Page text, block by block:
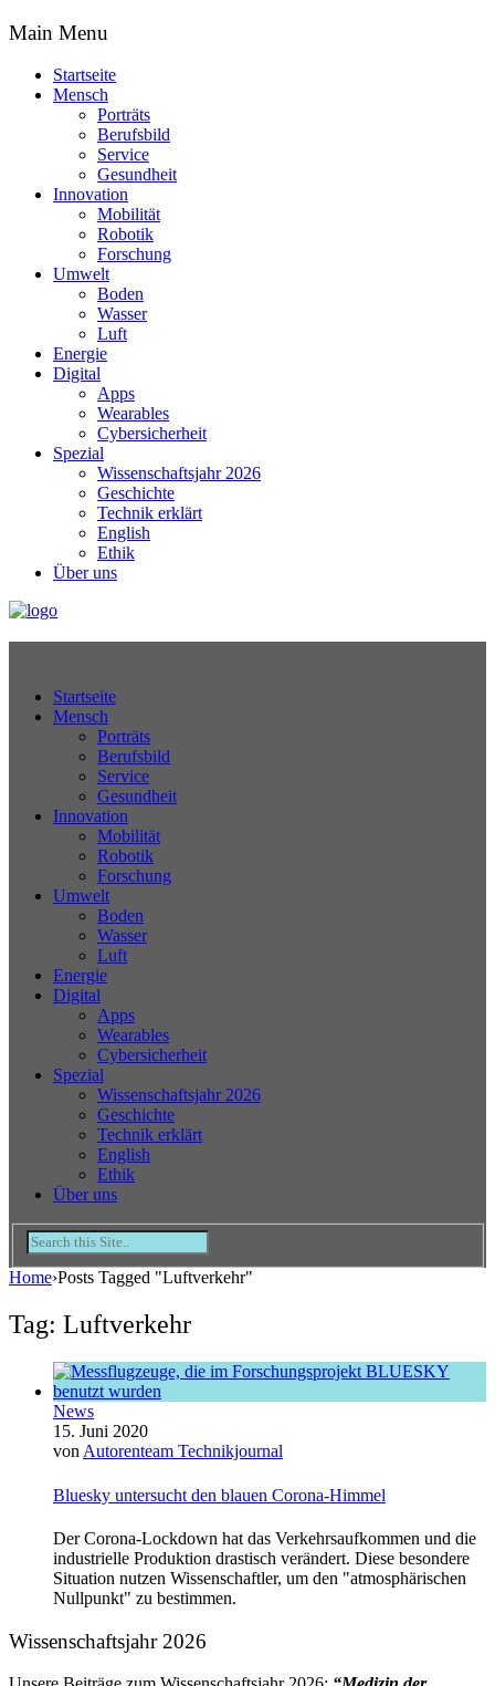
Main Menu
Startseite
Mensch
Porträts
Berufsbild
Service
Gesundheit
Innovation
Mobilität
Robotik
Forschung
Umwelt
Boden
Wasser
Luft
Energie
Digital
Apps
Wearables
Cybersicherheit
Spezial
Wissenschaftsjahr 2026
Geschichte
Technik erklärt
English
Ethik
Über uns
Startseite
Mensch
Porträts
Berufsbild
Service
Gesundheit
Innovation
Mobilität
Robotik
Forschung
Umwelt
Boden
Wasser
Luft
Energie
Digital
Apps
Wearables
Cybersicherheit
Spezial
Wissenschaftsjahr 2026
Geschichte
Technik erklärt
English
Ethik
Über uns
Home›Posts Tagged "Luftverkehr"
Tag: Luftverkehr
News
15. Juni 2020
von Autorenteam Technikjournal
Bluesky untersucht den blauen Corona-Himmel
Der Corona-Lockdown hat das Verkehrsaufkommen und die
industrielle Produktion drastisch verändert. Diese besondere
Situation nutzen Wissenschaftler, um den "atmosphärischen
Nullpunkt" zu bestimmen.
Wissenschaftsjahr 2026